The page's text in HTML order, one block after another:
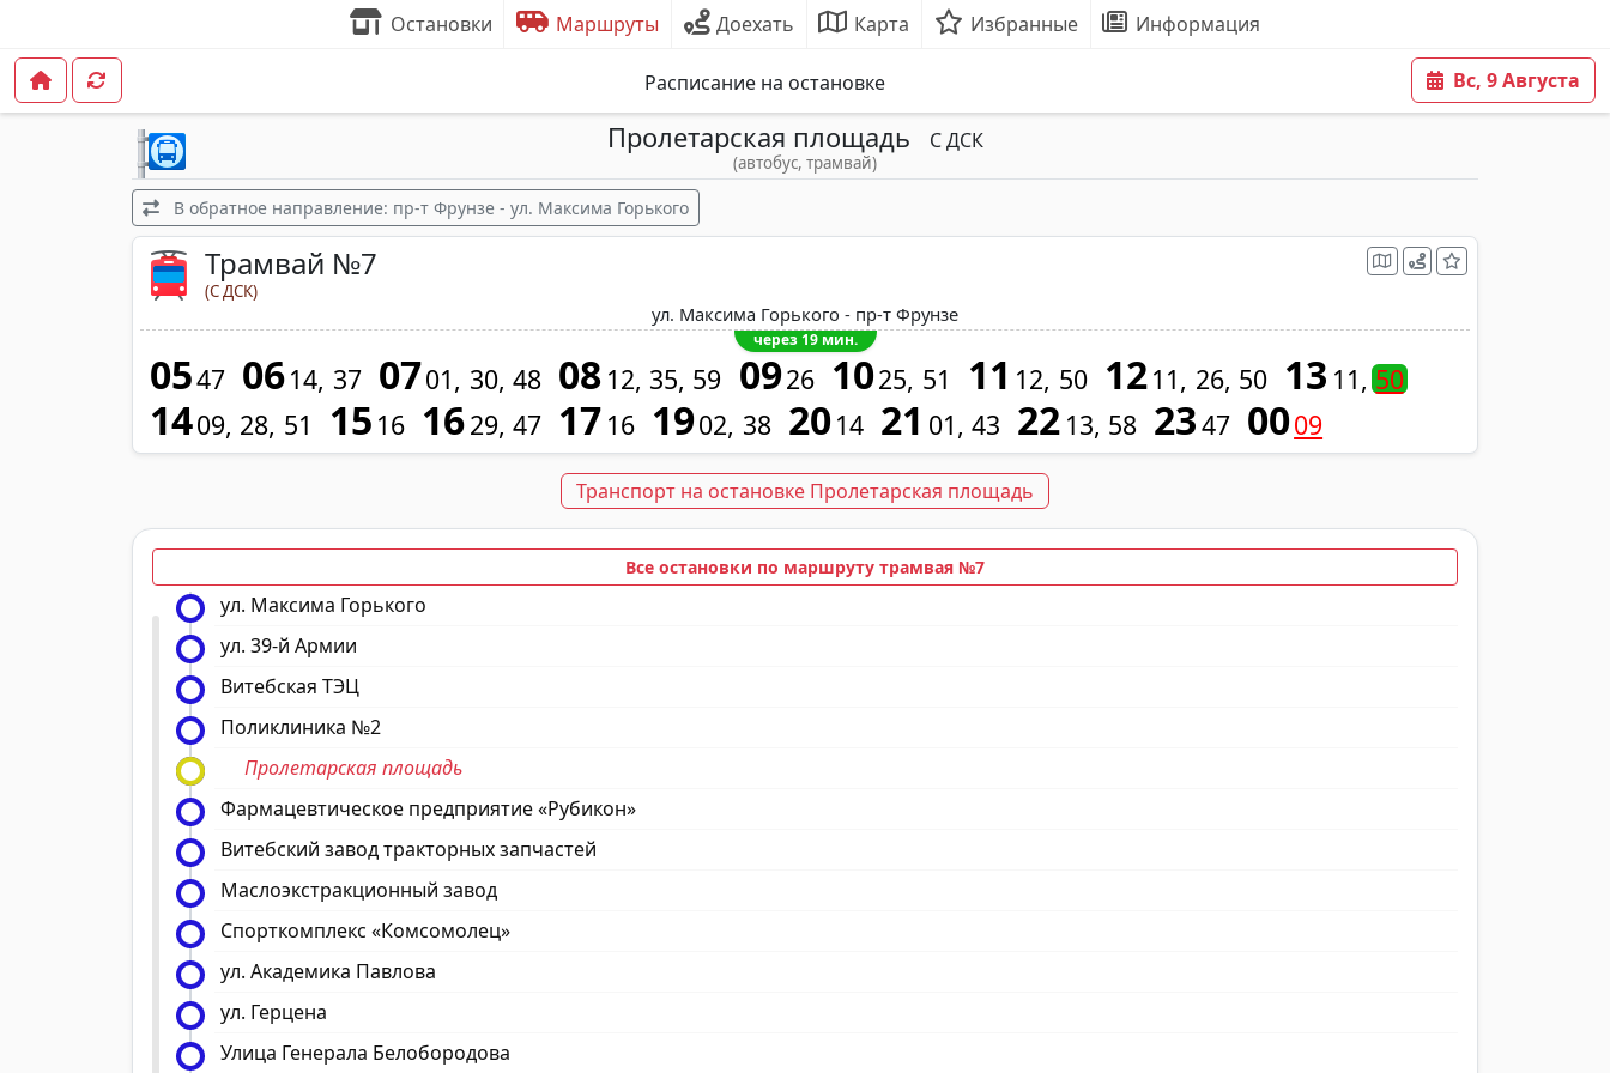
Остановки Маршруты Доехать Карта Избранные Информация
Расписание на остановке Вс, 9 Августа
Пролетарская площадь С ДСК
(автобус, трамвай)
В обратное направление: пр-т Фрунзе - ул. Максима Горького
Трамвай №7
(С ДСК)
ул. Максима Горького - пр-т Фрунзе
через 19 мин.
0547 0614 37 0701 30 48 08 12 35 59 0926 1025 51 11 12 50 1211 26 50 13 11 50
1409 28 51 15 16 1629 47 17 16 1902 38 2014 21 01 43 22 13 58 2347 0009
Транспорт на остановке Пролетарская площадь
Все остановки по маршруту трамвая №7
ул. Максима Горького
ул. 39-й Армии
Витебская ТЭЦ
Поликлиника №2
Пролетарская площадь
Фармацевтическое предприятие «Рубикон»
Витебский завод тракторных запчастей
Маслоэкстракционный завод
Спорткомплекс «Комсомолец»
ул. Академика Павлова
ул. Герцена
Улица Генерала Белобородова